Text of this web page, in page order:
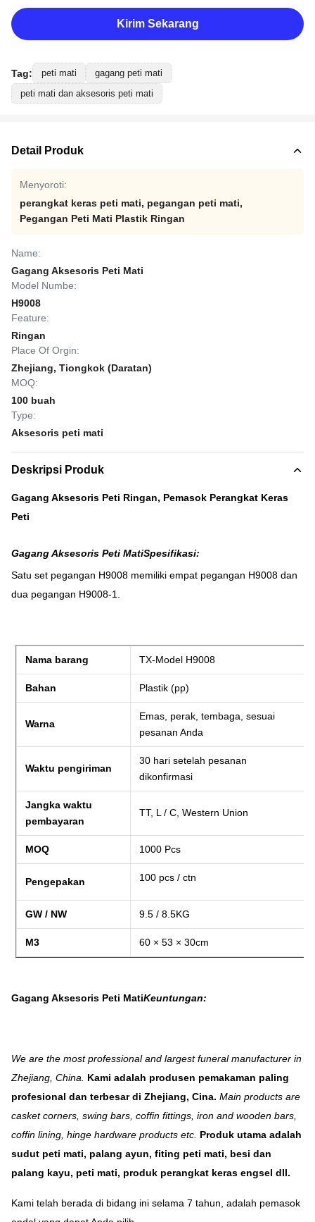
Kirim Sekarang
Tag: peti mati
gagang peti mati
peti mati dan aksesoris peti mati
Detail Produk
Menyoroti:
perangkat keras peti mati, pegangan peti mati,
Pegangan Peti Mati Plastik Ringan
Name:
Gagang Aksesoris Peti Mati
Model Numbe:
H9008
Feature:
Ringan
Place Of Orgin:
Zhejiang, Tiongkok (Daratan)
MOQ:
100 buah
Type:
Aksesoris peti mati
Deskripsi Produk
Gagang Aksesoris Peti Ringan, Pemasok Perangkat Keras
Peti
Gagang Aksesoris Peti MatiSpesifikasi:
Satu set pegangan H9008 memiliki empat pegangan H9008 dan
dua pegangan H9008-1.
Nama barang TX-Model H9008
Bahan Plastik (pp)
Warna
Emas, perak, tembaga, sesuai
pesanan Anda
Waktu pengiriman
30 hari setelah pesanan
dikonfirmasi
Jangka waktu
pembayaran
TT, L / C, Western Union
MOQ 1000 Pcs
Pengepakan 100 pcs / ctn
GW / NW 9.5 / 8.5KG
M3 60 × 53 × 30cm
Gagang Aksesoris Peti MatiKeuntungan:
We are the most professional and largest funeral manufacturer in
Zhejiang, China.
Kami adalah produsen pemakaman paling
profesional dan terbesar di Zhejiang, Cina. Main products are
casket corners, swing bars, coffin fittings, iron and wooden bars,
coffin lining, hinge hardware products etc. Produk utama adalah
sudut peti mati, palang ayun, fiting peti mati, besi dan
palang kayu, peti mati, produk perangkat keras engsel dll.
Kami telah berada di bidang ini selama 7 tahun, adalah pemasok